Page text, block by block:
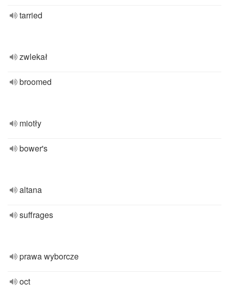
tarried
zwlekał
broomed
miotły
bower's
altana
suffrages
prawa wyborcze
oct